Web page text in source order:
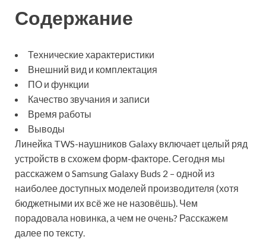
Содержание
Технические характеристики
Внешний вид и комплектация
ПО и функции
Качество звучания и записи
Время работы
Выводы
Линейка TWS-наушников Galaxy включает целый ряд
устройств в схожем форм-факторе. Сегодня мы
расскажем о Samsung Galaxy Buds 2 – одной из
наиболее доступных моделей производителя (хотя
бюджетными их всё же не назовёшь). Чем
порадовала новинка, а чем не очень? Расскажем
далее по тексту.